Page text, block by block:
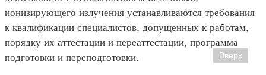
ионизирующего излучения устанавливаются требования
к квалификации специалистов, допущенных к работам,
порядку их аттестации и переаттестации, программа
подготовки и переподготовки.
Вверх